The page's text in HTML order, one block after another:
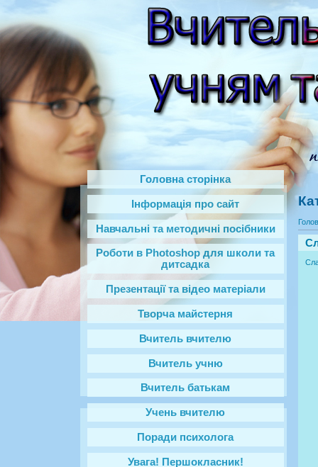
Головна сторінка
Інформація про сайт
Навчальні та методичні посібники
Роботи в Photoshop‎ для школи та
дитсадка
Презентації та відео матеріали
Творча майстерня
Вчитель вчителю
Вчитель учню
Вчитель батькам
Учень вчителю
Поради психолога
Увага! Першокласник!